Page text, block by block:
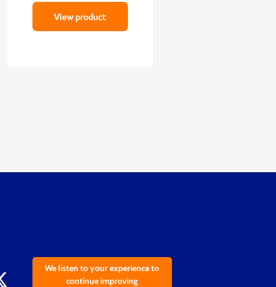
View product
We listen to your experience to
continue improving